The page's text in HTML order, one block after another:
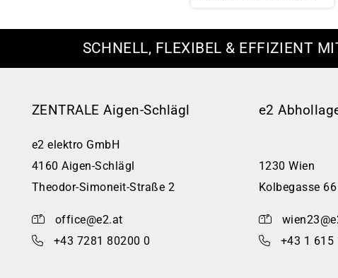
SCHNELL, FLEXIBEL & EFFIZIENT
ZENTRALE Aigen-Schlägl
e2 elektro GmbH
4160 Aigen-Schlägl
Theodor-Simoneit-Straße 2
office@e2.at
+43 7281 80200 0
e2
1230 Wien
Kolbegasse 66
+43 1 615